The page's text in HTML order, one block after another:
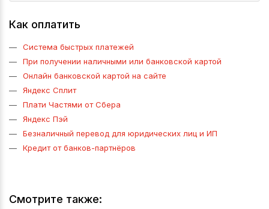
Как оплатить
Система быстрых платежей
При получении наличными или банковской картой
Онлайн банковской картой на сайте
Яндекс Сплит
Плати Частями от Сбера
Яндекс Пэй
Безналичный перевод для юридических лиц и ИП
Кредит от банков-партнёров
Смотрите также: